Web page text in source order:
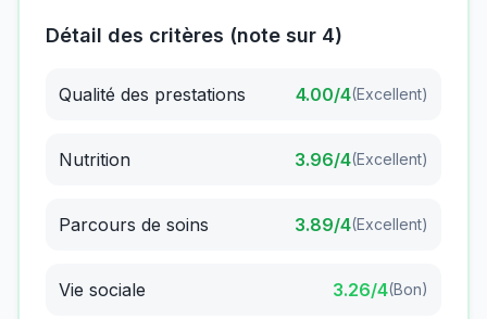
Détail des critères (note sur 4)
Qualité des prestations 4.00/4(Excellent)
Nutrition 3.96/4(Excellent)
Parcours de soins 3.89/4(Excellent)
Vie sociale 3.26/4(Bon)